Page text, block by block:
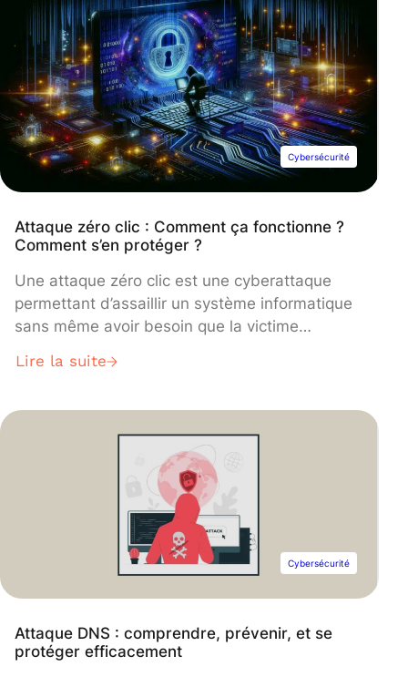
Cybersécurité
Attaque zéro clic : Comment ça fonctionne ?
Comment s’en protéger ?
Une attaque zéro clic est une cyberattaque
permettant d’assaillir un système informatique
sans même avoir besoin que la victime
devez savoir sur cette méthode de plus en plus
Lire la suite
Cybersécurité
Attaque DNS : comprendre, prévenir, et se
protéger efficacement